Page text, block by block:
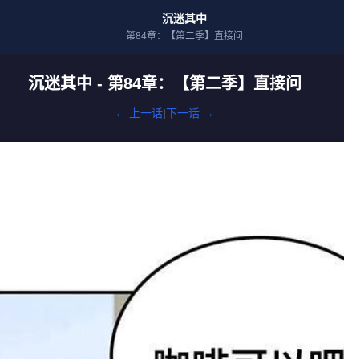
沉迷其中
第84章：【第二季】直接问
沉迷其中 - 第84章：【第二季】直接问
← 上一话|下一话 →